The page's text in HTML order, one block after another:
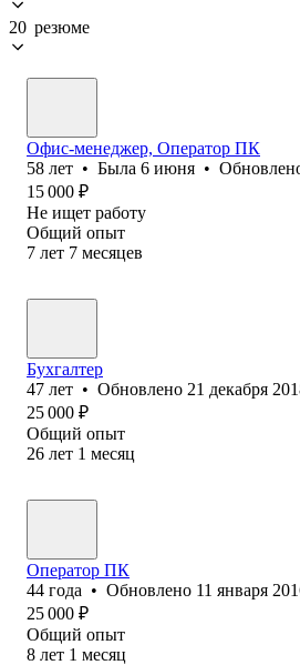
20 резюме
Офис-менеджер, Оператор ПК
58 лет • Была 6 июня •
15 000 ₽
Не ищет работу
Общий опыт
7 лет 7 месяцев
Бухгалтер
47 лет • Обновлено 21 декабря
25 000 ₽
Общий опыт
26 лет 1 месяц
Оператор ПК
44 года • Обновлено 11 января
25 000 ₽
Общий опыт
8 лет 1 месяц